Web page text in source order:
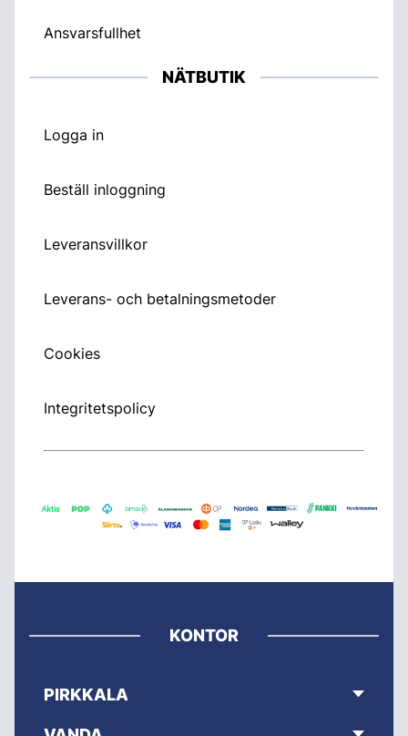
Ansvarsfullhet
NÄTBUTIK
Logga in
Beställ inloggning
Leveransvillkor
Leverans- och betalningsmetoder
Cookies
Integritetspolicy
KONTOR
PIRKKALA